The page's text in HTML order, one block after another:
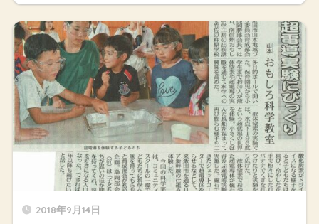
2018年9月14日